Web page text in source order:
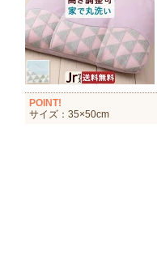
POINT!
サイズ：35×50cm